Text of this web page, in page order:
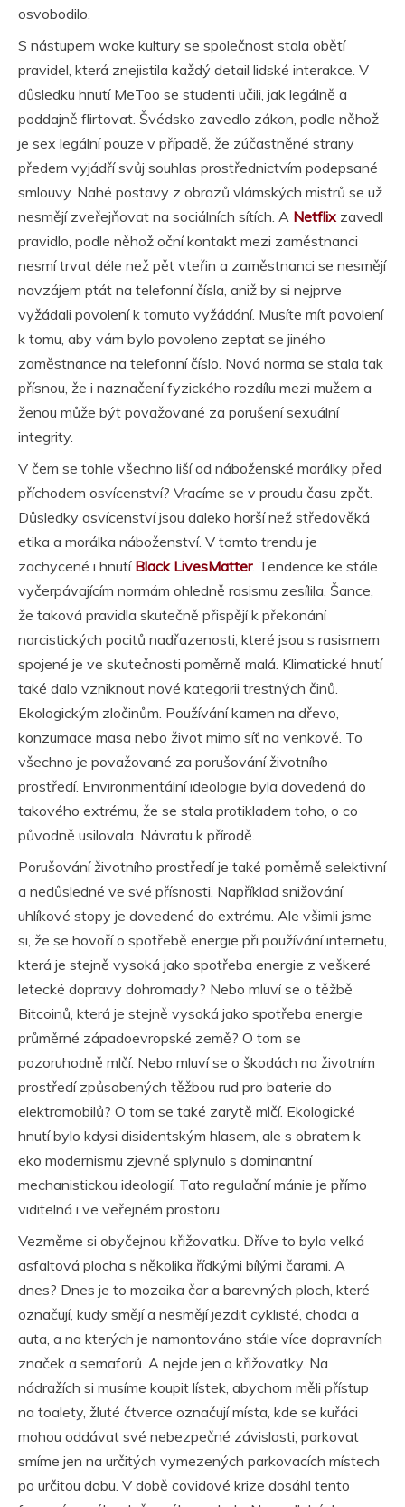
osvobodilo.
S nástupem woke kultury se společnost stala obětí
pravidel, která znejistila každý detail lidské interakce. V
důsledku hnutí MeToo se studenti učili, jak legálně a
poddajně flirtovat. Švédsko zavedlo zákon, podle něhož
je sex legální pouze v případě, že zúčastněné strany
předem vyjádří svůj souhlas prostřednictvím podepsané
smlouvy. Nahé postavy z obrazů vlámských mistrů se už
nesmějí zveřejňovat na sociálních sítích. A Netflixzavedl
pravidlo, podle něhož oční kontakt mezi zaměstnanci
nesmí trvat déle než pět vteřin a zaměstnanci se nesmějí
navzájem ptát na telefonní čísla, aniž by si nejprve
vyžádali povolení k tomuto vyžádání. Musíte mít povolení
k tomu, aby vám bylo povoleno zeptat se jiného
zaměstnance na telefonní číslo. Nová norma se stala tak
přísnou, že i naznačení fyzického rozdílu mezi mužem a
ženou může být považované za porušení sexuální
integrity.
V čem se tohle všechno liší od náboženské morálky před
příchodem osvícenství? Vracíme se v proudu času zpět.
Důsledky osvícenství jsou daleko horší než středověká
etika a morálka náboženství. V tomto trendu je
zachycené i hnutí Black LivesMatter. Tendence ke stále
vyčerpávajícím normám ohledně rasismu zesílila. Šance,
že taková pravidla skutečně přispějí k překonání
narcistických pocitů nadřazenosti, které jsou s rasismem
spojené je ve skutečnosti poměrně malá. Klimatické hnutí
také dalo vzniknout nové kategorii trestných činů.
Ekologickým zločinům. Používání kamen na dřevo,
konzumace masa nebo život mimo síť na venkově. To
všechno je považované za porušování životního
prostředí. Environmentální ideologie byla dovedená do
takového extrému, že se stala protikladem toho, o co
původně usilovala. Návratu k přírodě.
Porušování životního prostředí je také poměrně selektivní
a nedůsledné ve své přísnosti. Například snižování
uhlíkové stopy je dovedené do extrému. Ale všimli jsme
si, že se hovoří o spotřebě energie při používání internetu,
která je stejně vysoká jako spotřeba energie z veškeré
letecké dopravy dohromady? Nebo mluví se o těžbě
Bitcoinů, která je stejně vysoká jako spotřeba energie
průměrné západoevropské země? O tom se
pozoruhodně mlčí. Nebo mluví se o škodách na životním
prostředí způsobených těžbou rud pro baterie do
elektromobilů? O tom se také zarytě mlčí. Ekologické
hnutí bylo kdysi disidentským hlasem, ale s obratem k
eko modernismu zjevně splynulo s dominantní
mechanistickou ideologií. Tato regulační mánie je přímo
viditelná i ve veřejném prostoru.
Vezměme si obyčejnou křižovatku. Dříve to byla velká
asfaltová plocha s několika řídkými bílými čarami. A
dnes? Dnes je to mozaika čar a barevných ploch, které
označují, kudy smějí a nesmějí jezdit cyklisté, chodci a
auta, a na kterých je namontováno stále více dopravních
značek a semaforů. A nejde jen o křižovatky. Na
nádražích si musíme koupit lístek, abychom měli přístup
na toalety, žluté čtverce označují místa, kde se kuřáci
mohou oddávat své nebezpečné závislosti, parkovat
smíme jen na určitých vymezených parkovacích místech
po určitou dobu. V době covidové krize dosáhl tento